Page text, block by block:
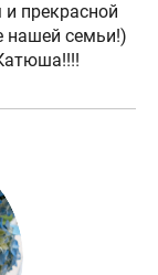
прекрасной
нашей семьи!)